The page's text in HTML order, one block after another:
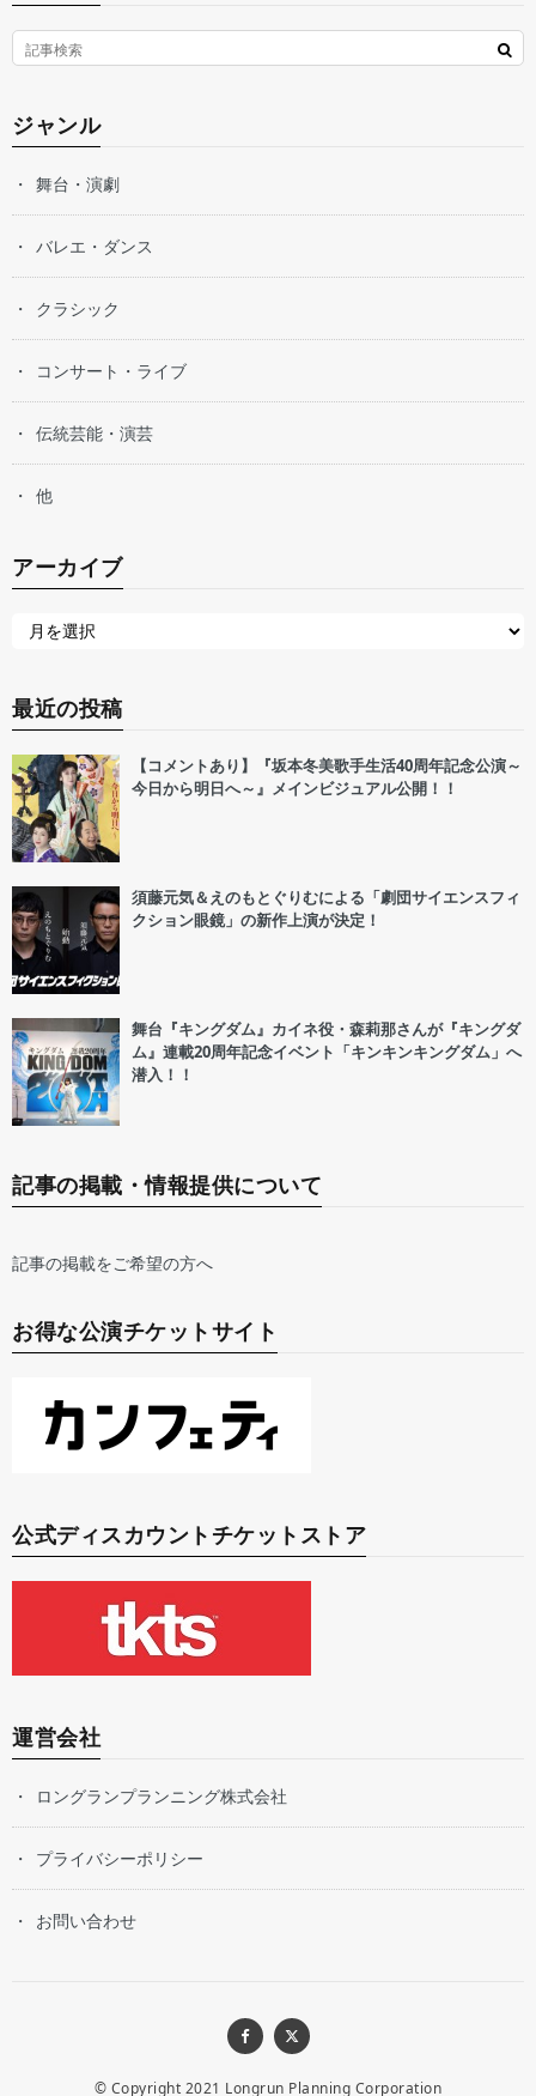
ジャンル
舞台・演劇
バレエ・ダンス
クラシック
コンサート・ライブ
伝統芸能・演芸
他
アーカイブ
最近の投稿
【コメントあり】『坂本冬美歌手生活40周年記念公演～
今日から明日へ～』メインビジュアル公開！！
須藤元気＆えのもとぐりむによる「劇団サイエンスフィ
クション眼鏡」の新作上演が決定！
舞台『キングダム』カイネ役・森莉那さんが『キングダ
ム』連載20周年記念イベント「キンキンキングダム」へ
潜入！！
記事の掲載・情報提供について
記事の掲載をご希望の方へ
お得な公演チケットサイト
公式ディスカウントチケットストア
運営会社
ロングランプランニング株式会社
プライバシーポリシー
お問い合わせ
© Copyright 2021 Longrun Planning Corporation